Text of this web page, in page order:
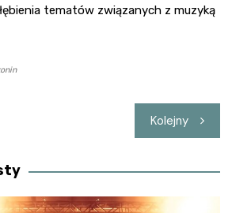
tematów związanych z muzyką
Kolejny